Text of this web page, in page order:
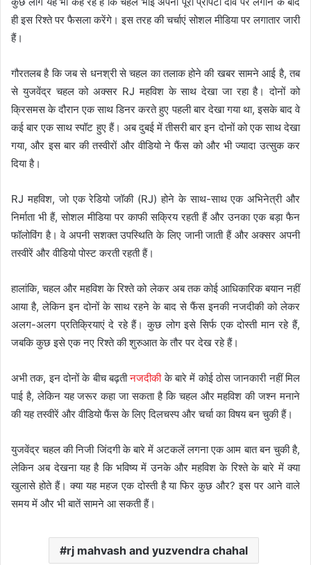
ही इस रिश्ते पर फैसला करेंगे। इस तरह की चर्चाएं सोशल मीडिया पर लगातार जारी
हैं।
गौरतलब है कि जब से धनश्री से चहल का तलाक होने की खबर सामने आई है, तब
से युजवेंद्र चहल को अक्सर RJ महविश के साथ देखा जा रहा है। दोनों को
क्रिसमस के दौरान एक साथ डिनर करते हुए पहली बार देखा गया था, इसके बाद वे
कई बार एक साथ स्पॉट हुए हैं। अब दुबई में तीसरी बार इन दोनों को एक साथ देखा
गया, और इस बार की तस्वीरों और वीडियो ने फैंस को और भी ज्यादा उत्सुक कर
दिया है।
RJ महविश, जो एक रेडियो जॉकी (RJ) होने के साथ-साथ एक अभिनेत्री और
निर्माता भी हैं, सोशल मीडिया पर काफी सक्रिय रहती हैं और उनका एक बड़ा फैन
फॉलोविंग है। वे अपनी सशक्त उपस्थिति के लिए जानी जाती हैं और अक्सर अपनी
तस्वीरें और वीडियो पोस्ट करती रहती हैं।
हालांकि, चहल और महविश के रिश्ते को लेकर अब तक कोई आधिकारिक बयान नहीं
आया है, लेकिन इन दोनों के साथ रहने के बाद से फैंस इनकी नजदीकी को लेकर
अलग-अलग प्रतिक्रियाएं दे रहे हैं। कुछ लोग इसे सिर्फ एक दोस्ती मान रहे हैं,
जबकि कुछ इसे एक नए रिश्ते की शुरुआत के तौर पर देख रहे हैं।
अभी तक, इन दोनों के बीच बढ़तीनजदीकीके बारे में कोई ठोस जानकारी नहीं मिल
पाई है, लेकिन यह जरूर कहा जा सकता है कि चहल और महविश की जश्न मनाने
की यह तस्वीरें और वीडियो फैंस के लिए दिलचस्प और चर्चा का विषय बन चुकी हैं।
युजवेंद्र चहल की निजी जिंदगी के बारे में अटकलें लगना एक आम बात बन चुकी है,
लेकिन अब देखना यह है कि भविष्य में उनके और महविश के रिश्ते के बारे में क्या
खुलासे होते हैं। क्या यह महज एक दोस्ती है या फिर कुछ और? इस पर आने वाले
समय में और भी बातें सामने आ सकती हैं।
rj mahvash and yuzvendra chahal